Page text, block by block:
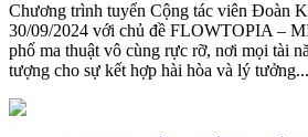
Chương trình tuyển Cộng tác viên Đoàn
30/09/2024 với chủ đề FLOWTOPIA –
phố ma thuật vô cùng rực rỡ, nơi mọi tài
tượng cho sự kết hợp hài hòa và lý